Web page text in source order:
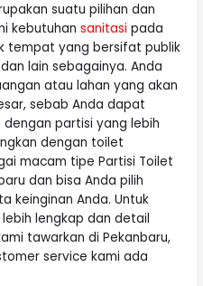
suatu pilihan dan
kebutuhansanitasi pada
tempat yang bersifat publik
lain sebagainya. Anda
atau lahan yang akan
sebab Anda dapat
partisi yang lebih
dengan toilet
macam tipe Partisi Toilet
dan bisa Anda pilih
keinginan Anda. Untuk
lengkap dan detail
tawarkan di Pekanbaru,
service kami ada